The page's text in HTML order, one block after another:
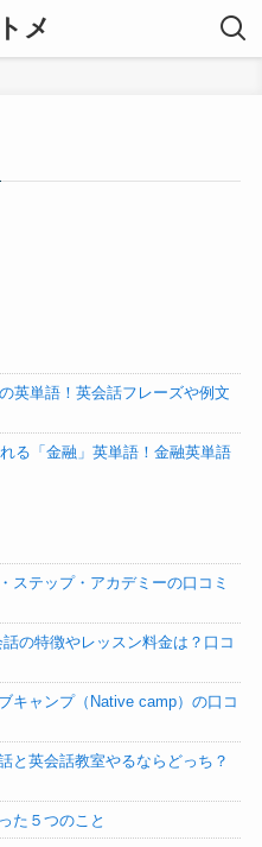
メ
英単語！英会話フレーズや例文
る「金融」英単語！金融英単語
ステップ・アカデミーの口コミ
の特徴やレッスン料金は？口コ
キャンプ（Native camp）の口コ
と英会話教室やるならどっち？
た５つのこと